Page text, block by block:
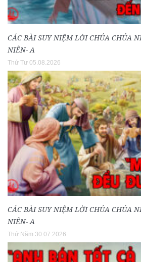
CÁC BÀI SUY NIỆM LỜI CHÚA CHÚA
NIÊN- A
Thứ Tư 05.08.2026
CÁC BÀI SUY NIỆM LỜI CHÚA CHÚA
NIÊN- A
Thứ Năm 30.07.2026